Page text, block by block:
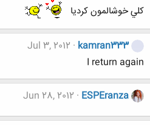
كلي خوشالمون كرديا
kamran333
Jul 3, 2012
I return again
ESPEranza
Jun 28, 2012